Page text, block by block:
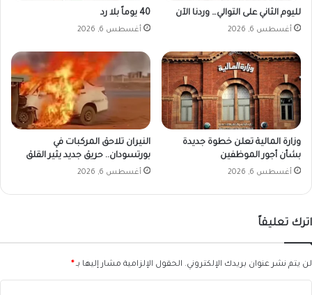
لليوم الثاني على التوالي… وردنا الآن
أغسطس 6, 2026
40 يوماً بلا رد
أغسطس 6, 2026
وزارة المالية تعلن خطوة جديدة
بشأن أجور الموظفين
أغسطس 6, 2026
النيران تلاحق المركبات في
بورتسودان.. حريق جديد يثير القلق
أغسطس 6, 2026
اترك تعليقاً
لن يتم نشر عنوان بريدك الإلكتروني. الحقول الإلزامية مشار إليها بـ *